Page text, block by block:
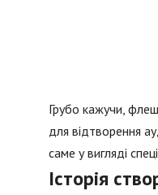
Грубо кажучи,
для відтворення
саме у вигляді
Історія